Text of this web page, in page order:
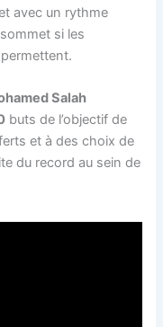
avec un rythme
si les
Salah
buts de l’objectif de
et à des choix de
du record au sein de